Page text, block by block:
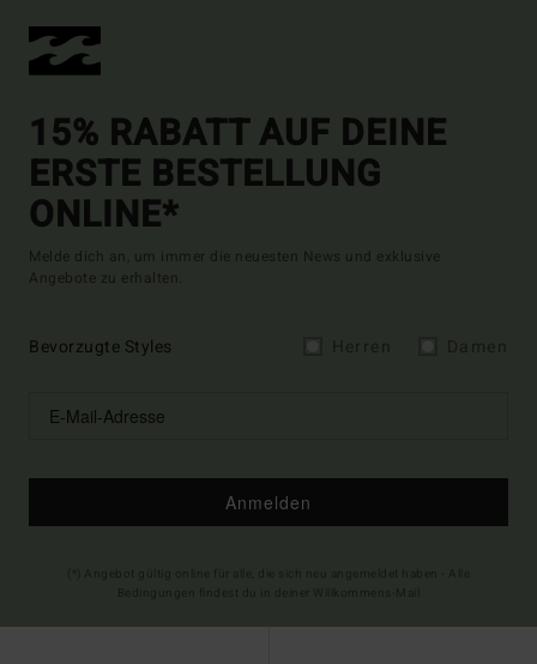
15% RABATT AUF DEINE
ERSTE BESTELLUNG
ONLINE*
Melde dich an, um immer die neuesten News und exklusive
Angebote zu erhalten.
Bevorzugte Styles
Anmelden